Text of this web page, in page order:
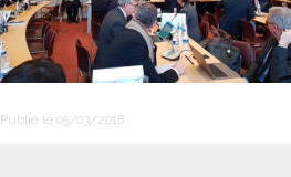
Publié le 05/03/2018